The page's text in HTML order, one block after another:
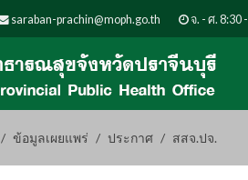
saraban-prachin@moph.go.th จ. - ศ. 8:30
ข้อมูลเผยแพร่ ประกาศ สสจ.ปจ.